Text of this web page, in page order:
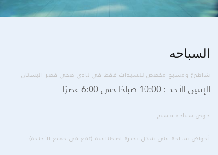
السباحة
شاطئ ومسبح مخصص للسيدات فقط في نادي صحي قصر البستان
الإثنين-الأحد : 10:00 صباحًا حتى 6:00 عصرًا
حوض سباحة فسيح
أحواض سباحة على شكل بحيرة اصطناعية (تقع في جميع الأجنحة)